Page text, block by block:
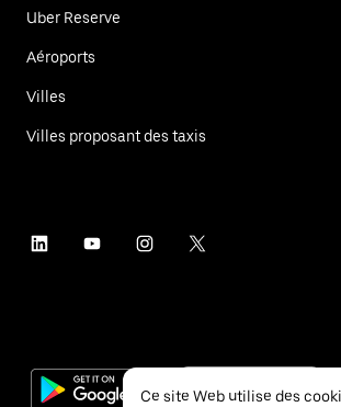
Uber Reserve
Aéroports
Villes
Villes proposant des taxis
Ce site Web utilise des